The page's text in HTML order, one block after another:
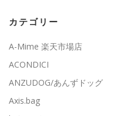
カテゴリー
A-Mime 楽天市場店
ACONDICI
ANZUDOG/あんずドッグ
Axis.bag